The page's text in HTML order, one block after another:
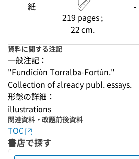
紙
219 pages ;
22 cm.
-
資料に関する注記
一般注記：
"Fundición Torralba-Fortún."
Collection of already publ. essays.
形態の詳細：
illustrations
関連資料・改題前後資料
TOC
書店で探す